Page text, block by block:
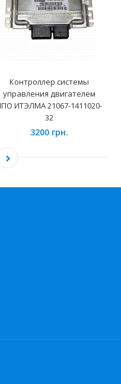
Контроллер системы
управления двигателем
ИТЭЛМА 21067-1411020-
32
3200 грн.